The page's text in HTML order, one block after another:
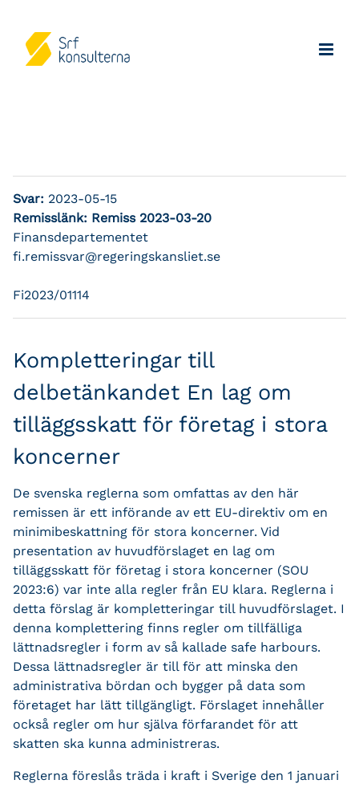
Svar: 2023-05-15
Remisslänk: Remiss 2023-03-20
Finansdepartementet
fi.remissvar@regeringskansliet.se
Fi2023/01114
Kompletteringar till
delbetänkandet En lag om
tilläggsskatt för företag i stora
koncerner
De svenska reglerna som omfattas av den här
remissen är ett införande av ett EU-direktiv om en
minimibeskattning för stora koncerner. Vid
presentation av huvudförslaget en lag om
tilläggsskatt för företag i stora koncerner (SOU
2023:6) var inte alla regler från EU klara. Reglerna i
detta förslag är kompletteringar till huvudförslaget. I
denna komplettering finns regler om tillfälliga
lättnadsregler i form av så kallade safe harbours.
Dessa lättnadsregler är till för att minska den
administrativa bördan och bygger på data som
företaget har lätt tillgängligt. Förslaget innehåller
också regler om hur själva förfarandet för att
skatten ska kunna administreras.
Reglerna föreslås träda i kraft i Sverige den 1 januari